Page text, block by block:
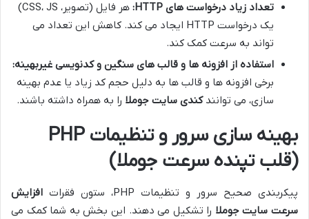
تعداد زیاد درخواست های HTTP:
هر فایل (تصویر، CSS، JS)
یک درخواست HTTP ایجاد می کند. کاهش این تعداد می
تواند به سرعت کمک کند.
استفاده از افزونه ها و قالب های سنگین و کدنویسی غیربهینه:
برخی افزونه ها و قالب ها به دلیل حجم کد زیاد یا عدم بهینه
سازی، می توانندکندی سایت جوملا را به همراه داشته باشند.
بهینه سازی سرور و تنظیمات PHP
(قلب تپنده سرعت جوملا)
پیکربندی صحیح سرور و تنظیمات PHP، ستون فقرات
افزایش
سرعت سایت جوملا را تشکیل می دهند. این بخش به شما کمک می